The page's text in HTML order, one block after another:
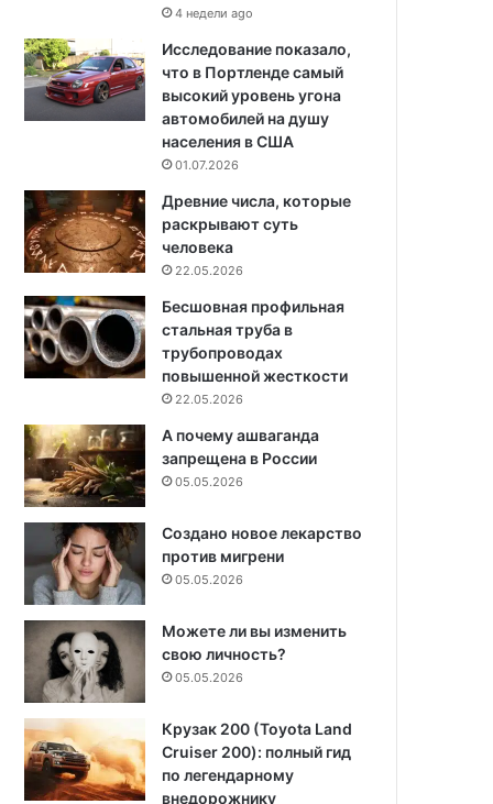
4 недели ago
Исследование показало,
что в Портленде самый
высокий уровень угона
автомобилей на душу
населения в США
01.07.2026
Древние числа, которые
раскрывают суть
человека
22.05.2026
Бесшовная профильная
стальная труба в
трубопроводах
повышенной жесткости
22.05.2026
А почему ашваганда
запрещена в России
05.05.2026
Создано новое лекарство
против мигрени
05.05.2026
Можете ли вы изменить
свою личность?
05.05.2026
Крузак 200 (Toyota Land
Cruiser 200): полный гид
по легендарному
внедорожнику